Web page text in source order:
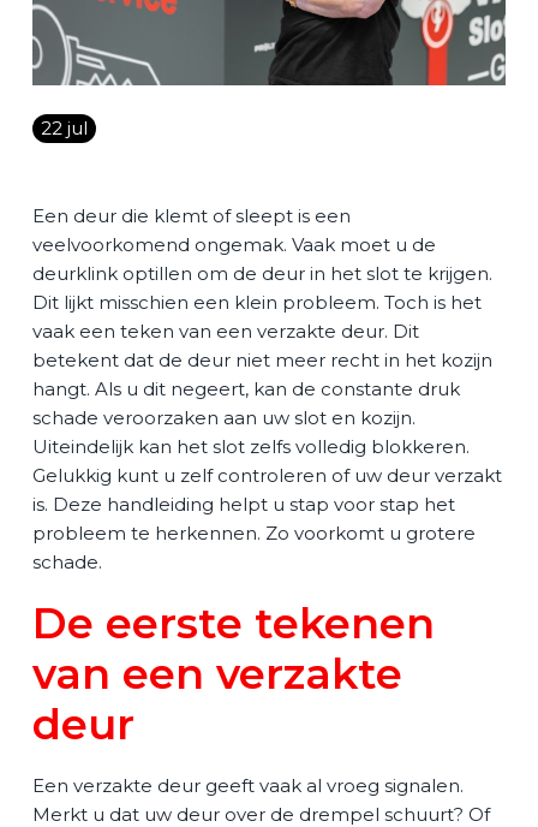
Vacature
22 jul
Een deur die klemt of sleept is een
veelvoorkomend ongemak. Vaak moet u de
deurklink optillen om de deur in het slot te krijgen.
Dit lijkt misschien een klein probleem. Toch is het
vaak een teken van een verzakte deur. Dit
betekent dat de deur niet meer recht in het kozijn
hangt. Als u dit negeert, kan de constante druk
schade veroorzaken aan uw slot en kozijn.
Uiteindelijk kan het slot zelfs volledig blokkeren.
Gelukkig kunt u zelf controleren of uw deur verzakt
is. Deze handleiding helpt u stap voor stap het
probleem te herkennen. Zo voorkomt u grotere
schade.
De eerste tekenen
van een verzakte
deur
Een verzakte deur geeft vaak al vroeg signalen.
Merkt u dat uw deur over de drempel schuurt? Of